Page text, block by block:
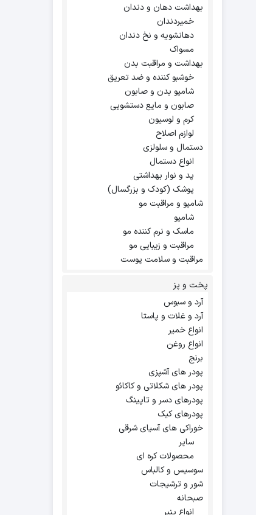
بهداشت دهان و دندان
خمیردندان
دهانشویه و نخ دندان
مسواک
بهداشت و مراقبت بدن
خوشبو کننده و ضد تعریق
شامپو بدن و صابون
صابون و مایع دستشویی
کرم و لوسیون
لوازم اصلاح
دستمال و سلولزی
انواع دستمال
پد و نوار بهداشتی
پوشک (کودک و بزرگسال)
شامپو و مراقبت مو
شامپو
ماسک و نرم کننده مو
مراقبت و زیبایی مو
مراقبت و سلامت پوست
پخت و پز
آرد و سبوس
آرد و غلات و پاستا
انواع خمیر
انواع روغن
برنج
پودر های آشپزی
پودر های شکلاتی و کاکائو
پودرهای دسر و تاپینگ
پودرهای کیک
خوراکی های آسیای شرقی
سایر
محصولات کره ای
سوسیس و کالباس
شور و ترشیجات
صبحانه
انواع پنیر